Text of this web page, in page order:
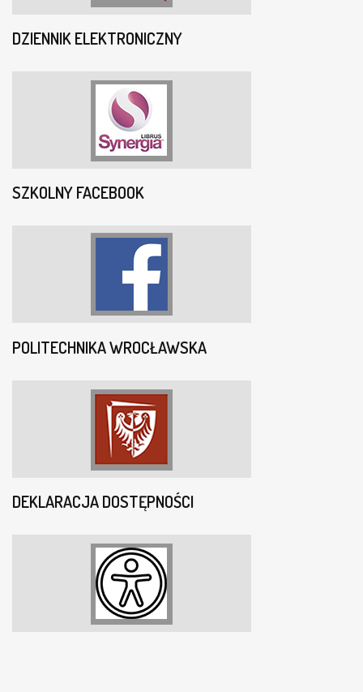
DZIENNIK ELEKTRONICZNY
SZKOLNY FACEBOOK
POLITECHNIKA WROCŁAWSKA
DEKLARACJA DOSTĘPNOŚCI